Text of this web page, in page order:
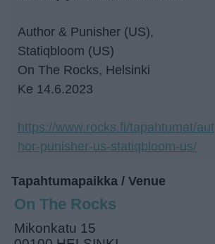
Author & Punisher (US),
Statiqbloom (US)
On The Rocks, Helsinki
Ke 14.6.2023
https://www.rocks.fi/tapahtumat/aut
hor-punisher-us-statiqbloom-us/
Tapahtumapaikka / Venue
On The Rocks
Mikonkatu 15